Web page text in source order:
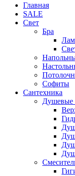
Главная
SALE
Свет
Бра
Софиты
Сантехника
Душевые